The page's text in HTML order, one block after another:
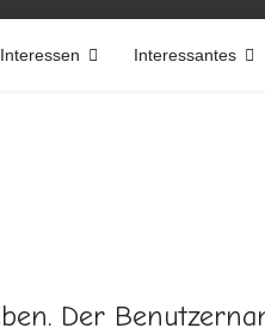
Interessen Interessantes
Der